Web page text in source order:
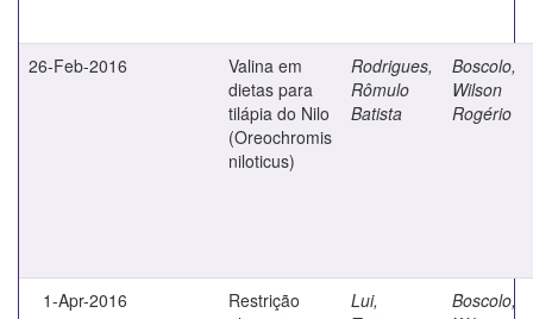
26-Feb-2016
Valina em
dietas para
tilápia do Nilo
(Oreochromis
niloticus)
Rodrigues,
Rômulo
Batista
Boscolo,
Wilson
Rogério
1-Apr-2016
Restrição
Lui,
Boscolo,